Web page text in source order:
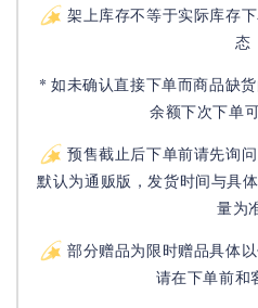
架上库存不等于实际库存
态
* 如未确认直接下单而商品缺
余额下次下单
预售截止后下单前请先询
默认为通贩版，发货时间与具
量为
部分赠品为限时赠品具体
请在下单前和